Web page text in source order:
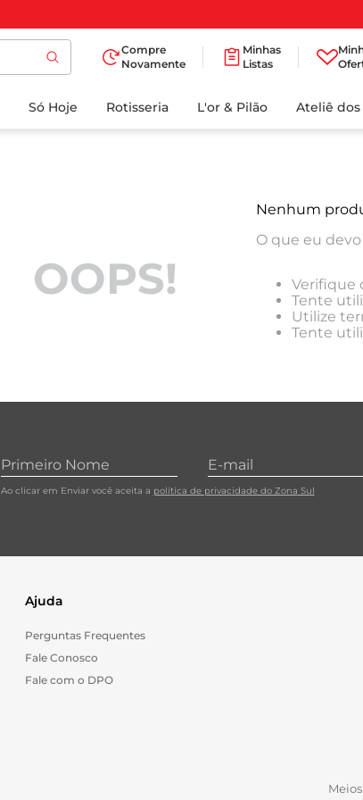
Compre
Novamente
Minhas
Listas
Só Hoje Rotisseria L'or & Pilão Ateliê dos
OOPS!
Nenhum
O que eu devo
Verifique
Tente
Utilize
Tente
Ao clicar em Enviar você aceita a política de privacidade do Zona Sul
Ajuda
Perguntas Frequentes
Fale Conosco
Fale com o DPO
BUSCADOS
5
azeite
6º
detergente